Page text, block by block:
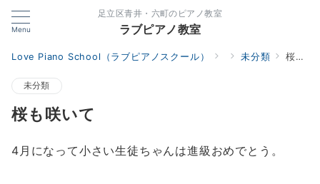
Menu
足立区青井・六町のピアノ教室
ラブピアノ教室
Love Piano School（ラブピアノスクール） 未分類 桜も咲いて
未分類
桜も咲いて
4月になって小さい生徒ちゃんは進級おめでとう。